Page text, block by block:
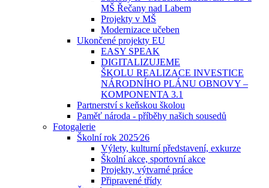
MŠ Řečany nad Labem
Projekty v MŠ
Modernizace učeben
Ukončené projekty EU
EASY SPEAK
DIGITALIZUJEME
ŠKOLU REALIZACE INVESTICE
NÁRODNÍHO PLÁNU OBNOVY –
KOMPONENTA 3.1
Partnerství s keňskou školou
Paměť národa - příběhy našich sousedů
Fotogalerie
Školní rok 2025⁄26
Výlety, kulturní představení, exkurze
Školní akce, sportovní akce
Projekty, výtvarné práce
Připravené třídy